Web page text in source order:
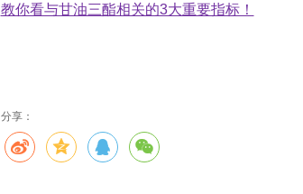
教你看与甘油三酯相关的3大重要指标！
分享：